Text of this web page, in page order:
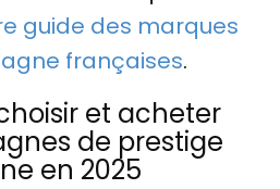
guide des marques
françaises.
et acheter
de prestige
en 2025